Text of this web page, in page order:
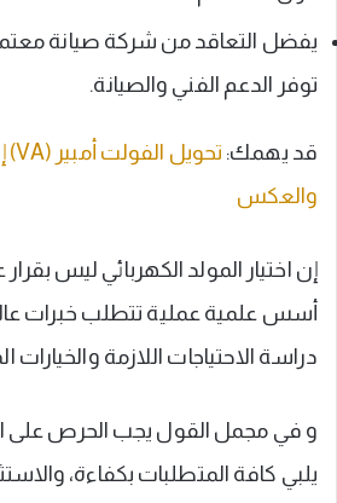
يفضل التعاقد من شركة صيانة
توفر الدعم الفني والصيانة.
قد يهمك:
والعكس
إن اختيار المولد الكهربائي ليس
أسس علمية عملية تتطلب خبرات
دراسة الاحتياجات اللازمة والخيارات
و في مجمل القول يجب الحرص على
يلبي كافة المتطلبات بكفاءة،